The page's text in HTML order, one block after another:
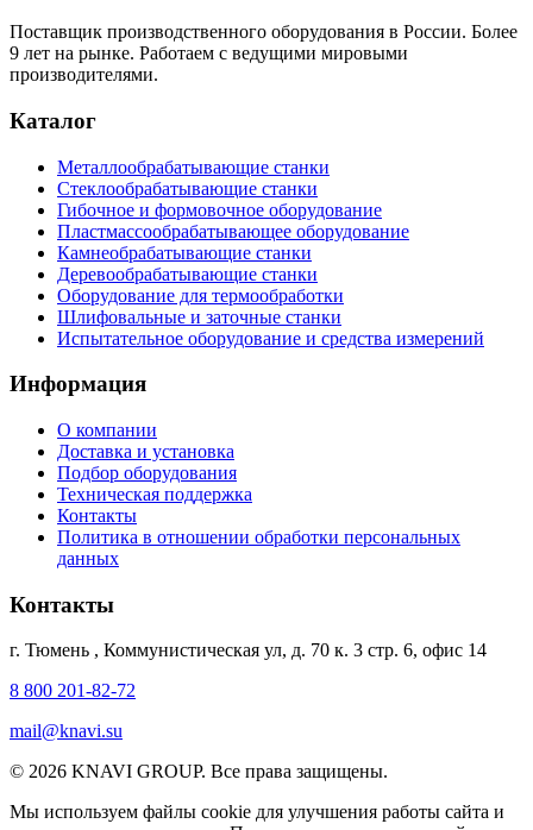
Поставщик производственного оборудования в России. Более
9 лет на рынке. Работаем с ведущими мировыми
производителями.
Каталог
Металлообрабатывающие станки
Стеклообрабатывающие станки
Гибочное и формовочное оборудование
Пластмассообрабатывающее оборудование
Камнеобрабатывающие станки
Деревообрабатывающие станки
Оборудование для термообработки
Шлифовальные и заточные станки
Испытательное оборудование и средства измерений
Информация
О компании
Доставка и установка
Подбор оборудования
Техническая поддержка
Контакты
Политика в отношении обработки персональных
данных
Контакты
г. Тюмень , Коммунистическая ул, д. 70 к. 3 стр. 6, офис 14
8 800 201-82-72
mail@knavi.su
© 2026 KNAVI GROUP. Все права защищены.
Мы используем файлы cookie для улучшения работы сайта и